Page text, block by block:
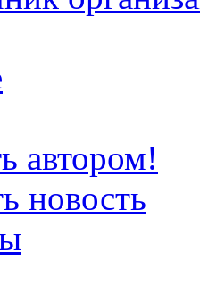
автором!
новость